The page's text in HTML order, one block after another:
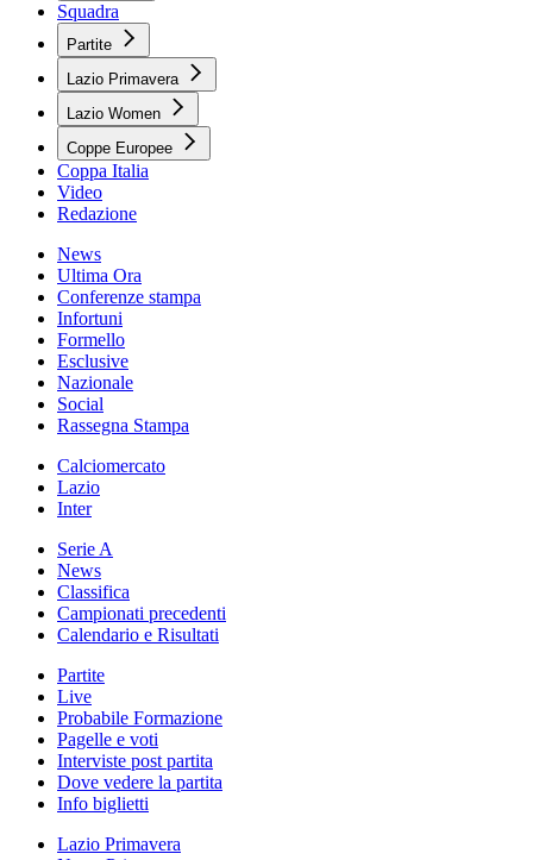
Squadra
Partite
Lazio Primavera
Lazio Women
Coppe Europee
Coppa Italia
Video
Redazione
News
Ultima Ora
Conferenze stampa
Infortuni
Formello
Esclusive
Nazionale
Social
Rassegna Stampa
Calciomercato
Lazio
Inter
Serie A
News
Classifica
Campionati precedenti
Calendario e Risultati
Partite
Live
Probabile Formazione
Pagelle e voti
Interviste post partita
Dove vedere la partita
Info biglietti
Lazio Primavera